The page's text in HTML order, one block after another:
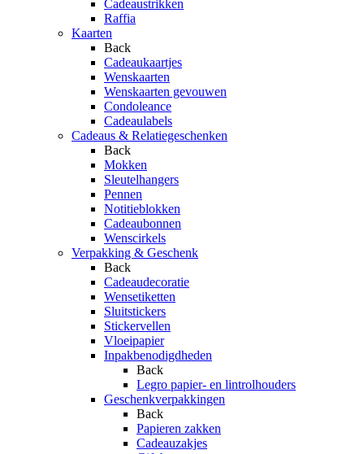
Cadeaustrikken
Raffia
Kaarten
Back
Cadeaukaartjes
Wenskaarten
Wenskaarten gevouwen
Condoleance
Cadeaulabels
Cadeaus & Relatiegeschenken
Back
Mokken
Sleutelhangers
Pennen
Notitieblokken
Cadeaubonnen
Wenscirkels
Verpakking & Geschenk
Back
Cadeaudecoratie
Wensetiketten
Sluitstickers
Stickervellen
Vloeipapier
Inpakbenodigdheden
Back
Legro papier- en lintrolhouders
Geschenkverpakkingen
Back
Papieren zakken
Cadeauzakjes